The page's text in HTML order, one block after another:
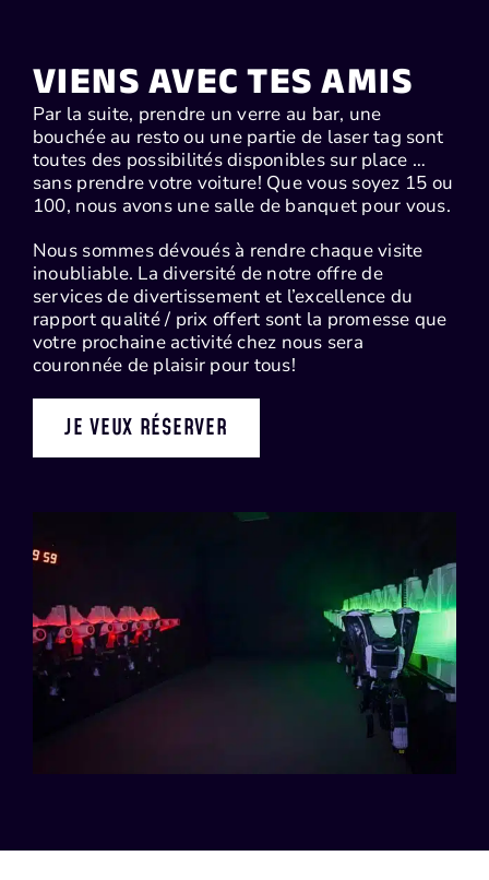
VIENS AVEC TES AMIS
Par la suite, prendre un verre au bar, une
bouchée au resto ou une partie de laser tag sont
toutes des possibilités disponibles sur place …
sans prendre votre voiture! Que vous soyez 15 ou
100, nous avons une salle de banquet pour vous.
Nous sommes dévoués à rendre chaque visite
inoubliable. La diversité de notre offre de
services de divertissement et l’excellence du
rapport qualité / prix offert sont la promesse que
votre prochaine activité chez nous sera
couronnée de plaisir pour tous!
JE VEUX RÉSERVER